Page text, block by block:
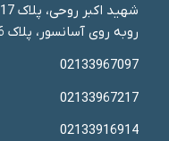
روبه روی آسانسور، پلاک 26
02133967097
02133967217
02133916914